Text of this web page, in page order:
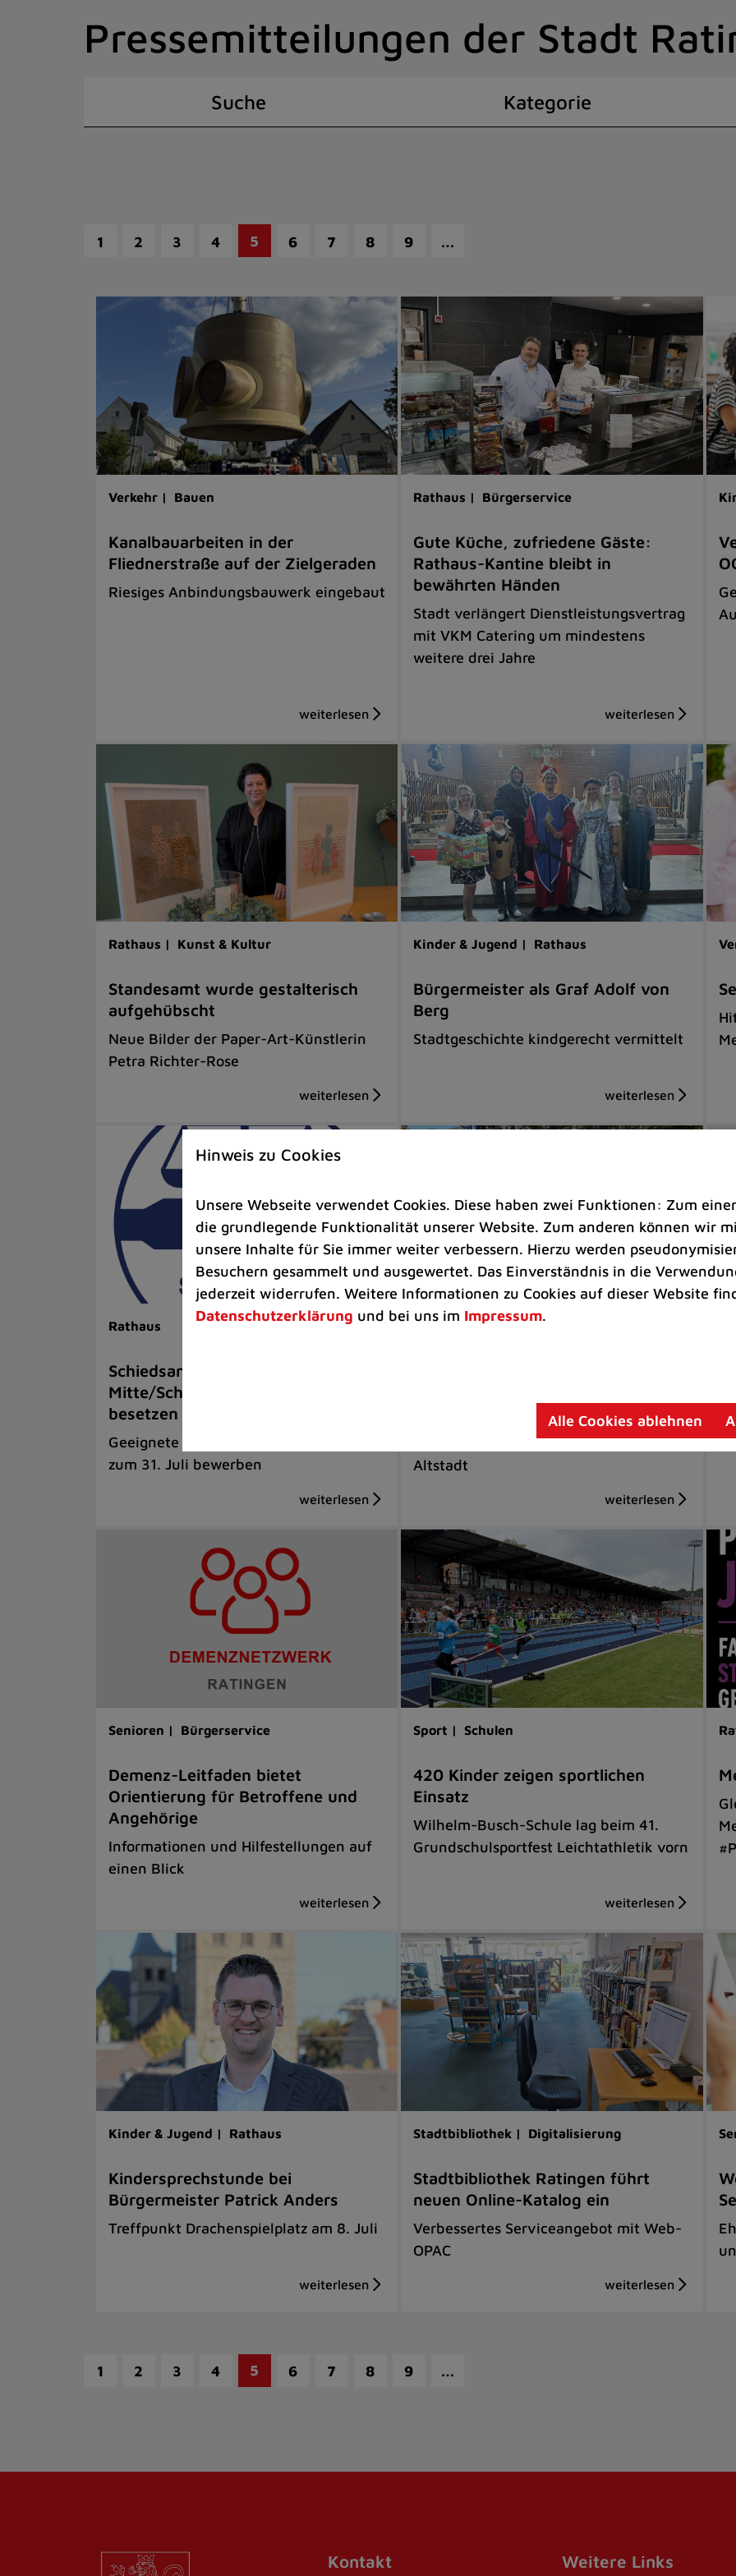
Pressemitteilungen der Stadt
Suche Kategorie
1 2 3 4 5 6 7 8 9 …
Verkehr | Bauen
Kanalbauarbeiten in der
Fliednerstraße auf der Zielgeraden
Riesiges Anbindungsbauwerk eingebaut
Rathaus | Bürgerservice
Gute Küche, zufriedene Gäste:
Rathaus-Kantine bleibt in
bewährten Händen
Stadt verlängert Dienstleistungsvertrag
mit VKM Catering um mindestens
weitere drei Jahre
Rathaus | Kunst & Kultur
Standesamt wurde gestalterisch
aufgehübscht
Neue Bilder der Paper-Art-Künstlerin
Petra Richter-Rose
Kinder & Jugend | Rathaus
Bürgermeister als Graf Adolf von
Berg
Stadtgeschichte kindgerecht vermittelt
Rathaus
Schiedsamt für den Bezirk
Mitte/Schwarzbach neu zu
besetzen
Geeignete Personen können sich bis
zum 31. Juli bewerben
Bürgerservice | Freizeit
Sitzgelegenheiten stehen jetzt wieder
an schönen Orten in der Ratinger
Altstadt
Senioren | Bürgerservice
Demenz-Leitfaden bietet
Orientierung für Betroffene und
Angehörige
Informationen und Hilfestellungen auf
einen Blick
Sport | Schulen
420 Kinder zeigen sportlichen
Einsatz
Wilhelm-Busch-Schule lag beim 41.
Grundschulsportfest Leichtathletik vorn
Kinder & Jugend | Rathaus
Kindersprechstunde bei
Bürgermeister Patrick Anders
Treffpunkt Drachenspielplatz am 8. Juli
Stadtbibliothek | Digitalisierung
Stadtbibliothek Ratingen führt
neuen Online-Katalog ein
Verbessertes Serviceangebot mit Web-
OPAC
1 2 3 4 5 6 7 8 9 …
Kontakt Weitere Links
Hinweis zu Cookies
Unsere Webseite verwendet Cookies. Diese haben zwei Funktionen: Zum
die grundlegende Funktionalität unserer Website. Zum anderen können wir
unsere Inhalte für Sie immer weiter verbessern. Hierzu werden
Besuchern gesammelt und ausgewertet. Das Einverständnis in die
jederzeit widerrufen. Weitere Informationen zu Cookies auf dieser Website
Datenschutzerklärung und bei uns im Impressum.
Alle Cookies ablehnen